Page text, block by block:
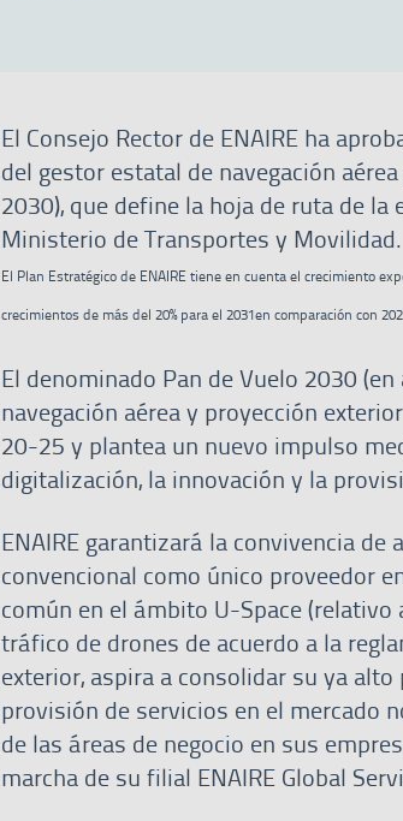
El Consejo Rector de ENAIRE ha
del gestor estatal de navegación
2030), que define la hoja de ruta de
Ministerio de Transportes y Movilidad.
El Plan Estratégico de ENAIRE tiene en cuenta el crecimiento
crecimientos de más del 20% para el 2031en comparación con
El denominado Pan de Vuelo 2030
navegación aérea y proyección
20-25 y plantea un nuevo impulso
digitalización, la innovación y la
ENAIRE garantizará la convivencia
convencional como único proveedor
común en el ámbito U-Space
tráfico de drones de acuerdo a la
exterior, aspira a consolidar su ya
provisión de servicios en el mercado
de las áreas de negocio en sus
marcha de su filial ENAIRE Global